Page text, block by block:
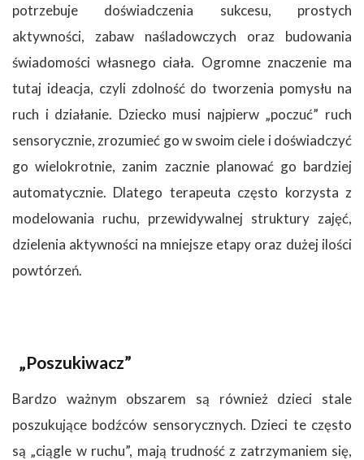
potrzebuje doświadczenia sukcesu, prostych
aktywności, zabaw naśladowczych oraz budowania
świadomości własnego ciała. Ogromne znaczenie ma
tutaj ideacja, czyli zdolność do tworzenia pomysłu na
ruch i działanie. Dziecko musi najpierw „poczuć” ruch
sensorycznie, zrozumieć go w swoim ciele i doświadczyć
go wielokrotnie, zanim zacznie planować go bardziej
automatycznie. Dlatego terapeuta często korzysta z
modelowania ruchu, przewidywalnej struktury zajęć,
dzielenia aktywności na mniejsze etapy oraz dużej ilości
powtórzeń.
„Poszukiwacz”
Bardzo ważnym obszarem są również dzieci stale
poszukujące bodźców sensorycznych. Dzieci te często
są „ciągle w ruchu”, mają trudność z zatrzymaniem się,